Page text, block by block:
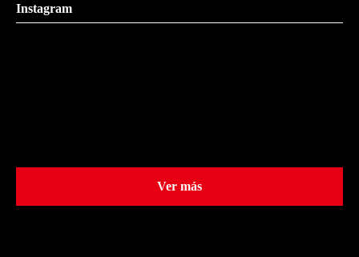
Instagram
Ver más